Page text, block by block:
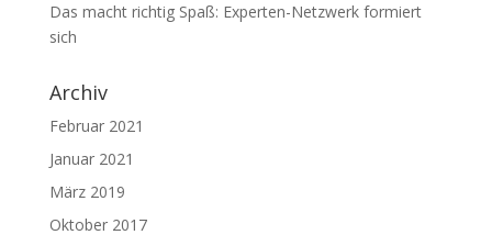
Das macht richtig Spaß: Experten-Netzwerk formiert
sich
Archiv
Februar 2021
Januar 2021
März 2019
Oktober 2017